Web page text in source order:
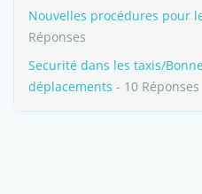
Nouvelles procédures pour
Réponses
Securité dans les taxis/
déplacements - 10 Réponses